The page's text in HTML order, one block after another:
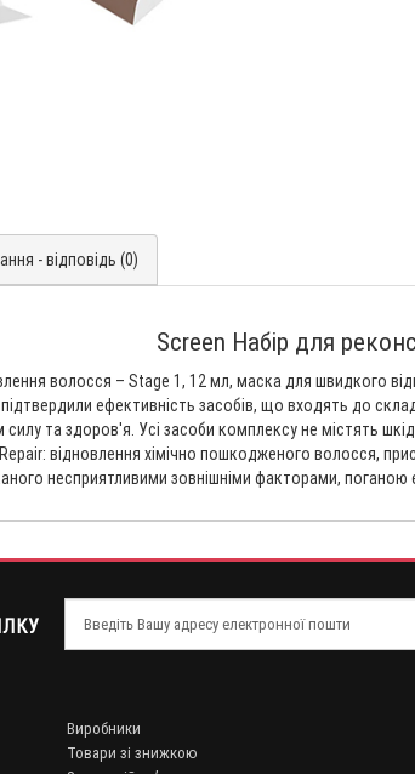
- відповідь (0)
Screen Набір для
волосся – Stage 1, 12 мл, маска для швидкого
підтвердили ефективність засобів, що входять до
та здоров'я. Усі засоби комплексу не містять
відновлення хімічно пошкодженого волосся,
несприятливими зовнішніми факторами,
Виробники
Товари зі знижкою